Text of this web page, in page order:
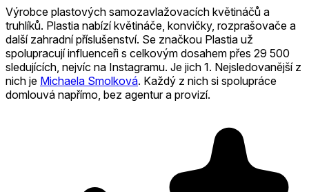
Výrobce plastových samozavlažovacích květináčů a
truhlíků. Plastia nabízí květináče, konvičky, rozprašovače a
další zahradní příslušenství. Se značkou Plastia už
spolupracují influenceři s celkovým dosahem přes 29 500
sledujících, nejvíc na Instagramu. Je jich 1. Nejsledovanější z
nich je Michaela Smolková. Každý z nich si spolupráce
domlouvá napřímo, bez agentur a provizí.